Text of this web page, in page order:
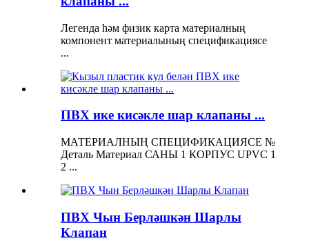
Легенда һәм физик карта материалның
компонент материалының спецификациясе
...
ПВХ ике кисәкле шар клапаны ...
МАТЕРИАЛНЫҢ СПЕЦИФИКАЦИЯСЕ №
Деталь Материал САНЫ 1 КОРПУС UPVC 1
2 ...
ПВХ Чын Берләшкән Шарлы
Клапан